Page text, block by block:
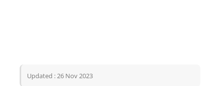
Updated : 26 Nov 2023